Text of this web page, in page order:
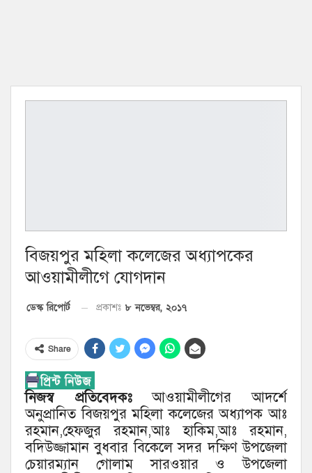
বিজয়পুর মহিলা কলেজের অধ্যাপকের
আওয়ামীলীগে যোগদান
ডেস্ক রিপোর্ট প্রকাশঃ ৮ নভেম্বর, ২০১৭
Share
নিজস্ব প্রতিবেদকঃআওয়ামীলীগের আদর্শে
অনুপ্রানিত বিজয়পুর মহিলা কলেজের অধ্যাপক আঃ
রহমান,হেফজুর রহমান,আঃ হাকিম,আঃ রহমান,
বদিউজ্জামান বুধবার বিকেলে সদর দক্ষিণ উপজেলা
চেয়ারম্যান গোলাম সারওয়ার ও উপজেলা